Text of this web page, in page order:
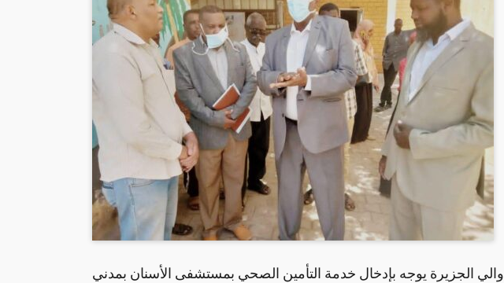
والي الجزيرة يوجه بإدخال خدمة التأمين الصحي بمستشفى الأسنان بمدني